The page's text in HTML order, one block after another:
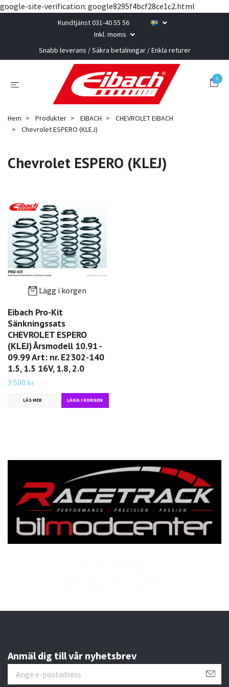
google-site-verification: google8295f4bcf28ce1c2.html
Kundtjänst 031-40 55 56
Inkl. moms
Snabb leverans / Säkra betalningar / Enkla returer
0
Hem Produkter EIBACH
CHEVROLET EIBACH
Chevrolet ESPERO (KLEJ)
Chevrolet ESPERO (KLEJ)
Lägg i korgen
Eibach Pro-Kit
Sänkningssats
CHEVROLET ESPERO
(KLEJ) Årsmodell 10.91 -
09.99 Art: nr. E2302-140
1.5, 1.5 16V, 1.8, 2.0
3 500 kr
LÄS MER
Anmäl dig till vår nyhetsbrev